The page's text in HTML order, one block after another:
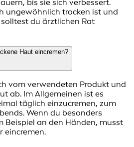
bis sie sich verbessert.
ungewöhnlich trocken ist und
du ärztlichen Rat
Haut eincremen?
vom verwendeten Produkt und
ab. Im Allgemeinen ist es
täglich einzucremen, zum
Wenn du besonders
Beispiel an den Händen, musst
eincremen.